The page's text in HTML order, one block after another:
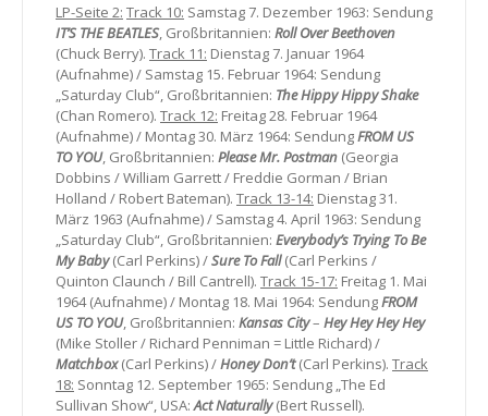
LP-Seite 2: Track 10: Samstag 7. Dezember 1963: Sendung
IT’S THE BEATLES , Großbritannien: Roll Over Beethoven
(Chuck Berry). Track 11: Dienstag 7. Januar 1964
(Aufnahme) / Samstag 15. Februar 1964: Sendung
„Saturday Club“, Großbritannien: The Hippy Hippy Shake
(Chan Romero). Track 12: Freitag 28. Februar 1964
(Aufnahme) / Montag 30. März 1964: SendungFROM US
TO YOU, Großbritannien: Please Mr. Postman (Georgia
Dobbins / William Garrett / Freddie Gorman / Brian
Holland / Robert Bateman). Track 13-14: Dienstag 31.
März 1963 (Aufnahme) / Samstag 4. April 1963: Sendung
„Saturday Club“, Großbritannien: Everybody’s Trying To Be
My Baby(Carl Perkins) /Sure To Fall(Carl Perkins /
Quinton Claunch / Bill Cantrell). Track 15-17: Freitag 1. Mai
1964 (Aufnahme) / Montag 18. Mai 1964: SendungFROM
US TO YOU, Großbritannien: Kansas City– HeyHeyHeyHey
(Mike Stoller / Richard Penniman = Little Richard) /
Matchbox(Carl Perkins) /Honey Don’t(Carl Perkins). Track
18: Sonntag 12. September 1965: Sendung „The Ed
Sullivan Show“, USA: ActNaturally(Bert Russell).